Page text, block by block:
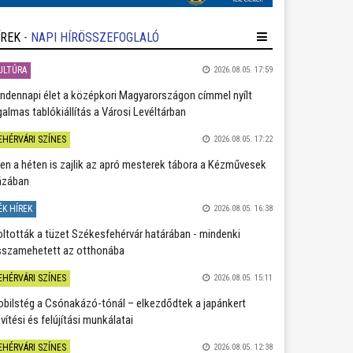
- NAPI HÍRÖSSZEFOGLALÓ
2026.08.05. 17:59
élet a középkori Magyarországon címmel nyílt
tablókiállítás a Városi Levéltárban
SZÍNES 2026.08.05. 17:22
a héten is zajlik az apró mesterek tábora a Kézművesek
HÍREK 2026.08.05. 16:38
a tüzet Székesfehérvár határában - mindenki
az otthonába
SZÍNES 2026.08.05. 15:11
a Csónakázó-tónál – elkezdődtek a japánkert
és felújítási munkálatai
SZÍNES 2026.08.05. 12:38